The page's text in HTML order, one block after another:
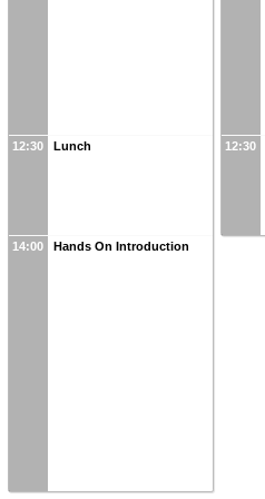
12:30 Lunch
14:00 Hands On Introduction
12:30